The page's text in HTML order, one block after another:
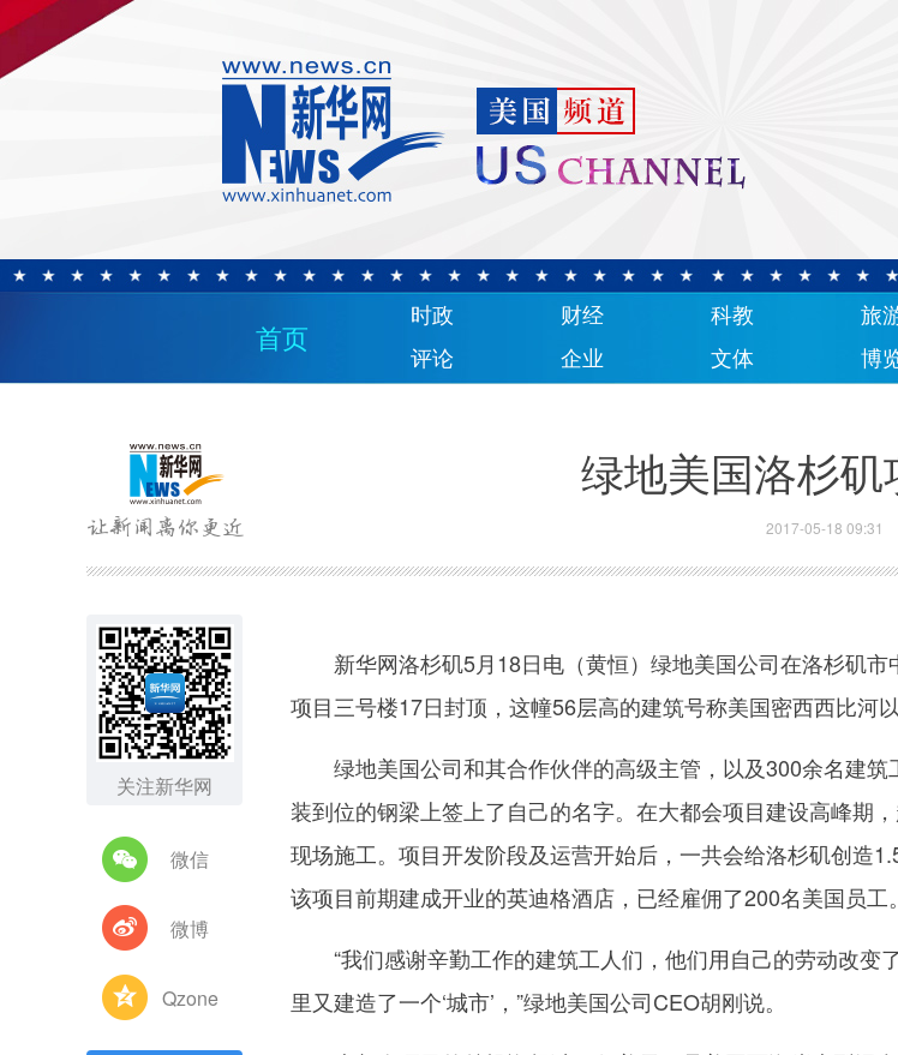
首页
时政 财经 科教 旅
评论
企业 文体 博
绿地美国洛杉
2017-05-18 09:31
关注新华网
微信
微博
Qzone
新华网洛杉矶5月18日电（黄恒）绿地美国公司在洛杉矶市
项目三号楼17日封顶，这幢56层高的建筑号称美国密西西比河以
绿地美国公司和其合作伙伴的高级主管，以及300余名建筑
装到位的钢梁上签上了自己的名字。在大都会项目建设高峰期
现场施工。项目开发阶段及运营开始后，一共会给洛杉矶创造
该项目前期建成开业的英迪格酒店，已经雇佣了200名美国员工。
“我们感谢辛勤工作的建筑工人们，他们用自己的劳动改变
里又建造了一个‘城市’，”绿地美国公司CEO胡刚说。